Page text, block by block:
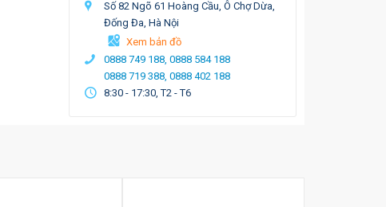
Số 82 Ngõ 61 Hoàng Cầu, Ô Chợ Dừa,
Đống Đa, Hà Nội
Xem bản đồ
0888 749 188, 0888 584 188
0888 719 388, 0888 402 188
8:30 - 17:30, T2 - T6